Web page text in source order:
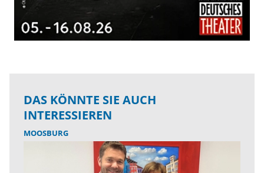
DAS KÖNNTE SIE AUCH
INTERESSIEREN
MOOSBURG